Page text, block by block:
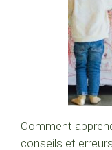
Comment
conseils et